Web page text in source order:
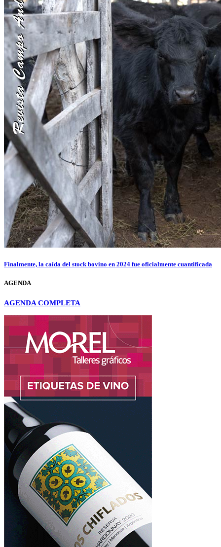
Finalmente, la caída del stock bovino en 2024 fue oficialmente cuantificada
AGENDA
AGENDA COMPLETA